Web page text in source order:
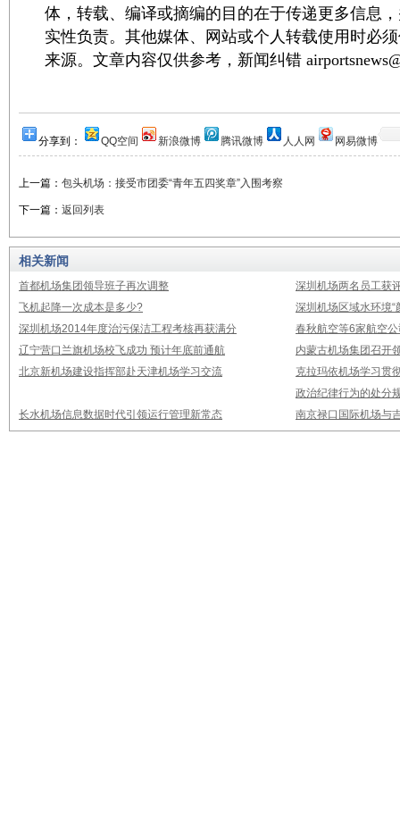
体，转载、编译或摘编的目的在于传递更多信息
实性负责。其他媒体、网站或个人转载使用时必
来源。文章内容仅供参考，新闻纠错
分享到： QQ空间 新浪微博 腾讯微博 人人网 网易微博
上一篇： 包头机场：接受市团委“青年五四奖章”入围考察
下一篇： 返回列表
相关新闻
首都机场集团领导班子再次调整
深圳机场两名员工获
飞机起降一次成本是多少?
深圳机场区域水环境“
深圳机场2014年度治污保洁工程考核再获满分
春秋航空等6家航空
辽宁营口兰旗机场校飞成功 预计年底前通航
内蒙古机场集团召开
北京新机场建设指挥部赴天津机场学习交流
克拉玛依机场学习贯
政治纪律行为的处分
长水机场信息数据时代引领运行管理新常态
南京禄口国际机场与